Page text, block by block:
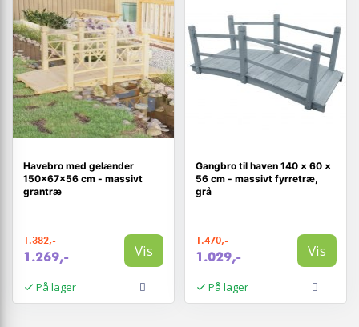
Havebro med gelænder
150×67×56 cm - massivt
grantræ
1.382,-
1.269,- Vis
På lager
Gangbro til haven 140 × 60 ×
56 cm - massivt fyrretræ,
grå
1.470,-
1.029,- Vis
På lager